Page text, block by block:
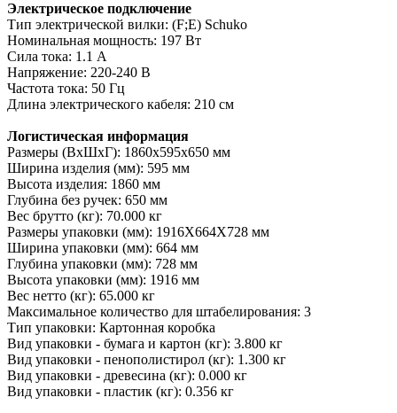
Электрическое подключение
Тип электрической вилки: (F;E) Schuko
Номинальная мощность: 197 Вт
Сила тока: 1.1 A
Напряжение: 220-240 В
Частота тока: 50 Гц
Длина электрического кабеля: 210 см
Логистическая информация
Размеры (ВxШxГ): 1860x595x650 мм
Ширина изделия (мм): 595 мм
Высота изделия: 1860 мм
Глубина без ручек: 650 мм
Вес брутто (кг): 70.000 кг
Размеры упаковки (мм): 1916X664X728 мм
Ширина упаковки (мм): 664 мм
Глубина упаковки (мм): 728 мм
Высота упаковки (мм): 1916 мм
Вес нетто (кг): 65.000 кг
Максимальное количество для штабелирования: 3
Тип упаковки: Картонная коробка
Вид упаковки - бумага и картон (кг): 3.800 кг
Вид упаковки - пенополистирол (кг): 1.300 кг
Вид упаковки - древесина (кг): 0.000 кг
Вид упаковки - пластик (кг): 0.356 кг